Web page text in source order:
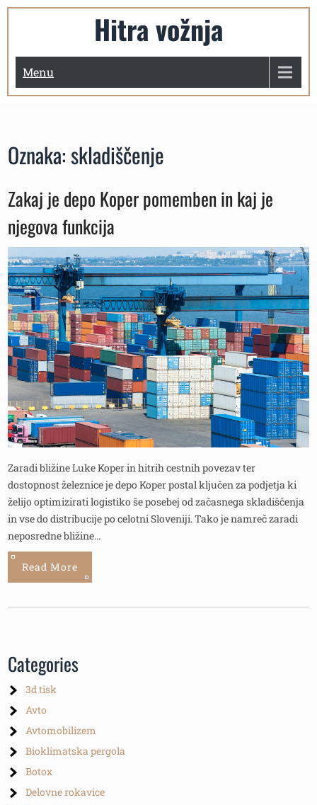
Skip
Hitra vožnja
Menu
Oznaka:skladiščenje
Zakaj je depo Koper pomemben in kaj je
njegova funkcija
Zaradi bližine Luke Koper in hitrih cestnih povezav ter
dostopnost železnice je depo Koper postal ključen za podjetja ki
želijo optimizirati logistiko še posebej od začasnega skladiščenja
in vse do distribucije po celotni Sloveniji. Tako je namreč zaradi
neposredne bližine…
Read More
Categories
3d tisk
Avto
Avtomobilizem
Bioklimatska pergola
Botox
Delovne rokavice